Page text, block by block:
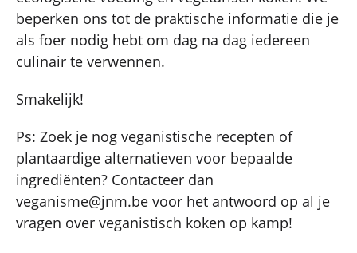
beperken ons tot de praktische informatie die je
als foer nodig hebt om dag na dag iedereen
culinair te verwennen.
Smakelijk!
Ps: Zoek je nog veganistische recepten of
plantaardige alternatieven voor bepaalde
ingrediënten? Contacteer dan
veganisme@jnm.be voor het antwoord op al je
vragen over veganistisch koken op kamp!